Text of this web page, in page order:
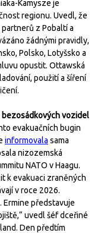
Kamysze je
regionu. Uvedl, že
z Pobaltí a
žádnými pravidly,
Polsko, Lotyšsko a
opustit. Ottawská
použití a šíření
bezosádkových vozidel
evakuačních bugin
informovala sama
nizozemská
NATO v Haagu.
k evakuaci zraněných
v roce 2026.
Ermine představuje
uvedl šéf dceřiné
Den předtím